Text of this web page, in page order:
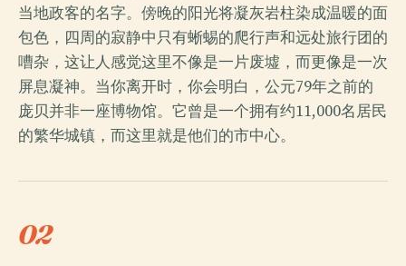
当地政客的名字。傍晚的阳光将凝灰岩柱染成温暖的面
包色，四周的寂静中只有蜥蜴的爬行声和远处旅行团的
嘈杂，这让人感觉这里不像是一片废墟，而更像是一次
屏息凝神。当你离开时，你会明白，公元79年之前的
庞贝并非一座博物馆。它曾是一个拥有约11,000名居民
的繁华城镇，而这里就是他们的市中心。
02